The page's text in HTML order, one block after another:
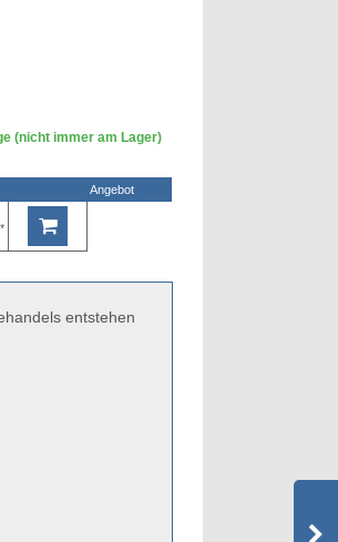
(nicht immer am Lager)
Angebot
entstehen